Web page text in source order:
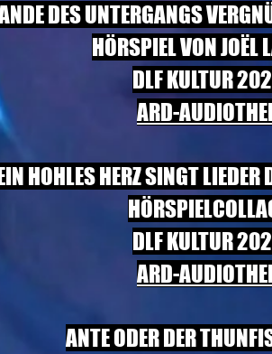
DES UNTERGANGS
HÖRSPIEL VON JOËL
DLF KULTUR
ARD-
HOHLES HERZ SINGT LIEDER
DLF KULTUR
ARD-
ANTE ODER DER